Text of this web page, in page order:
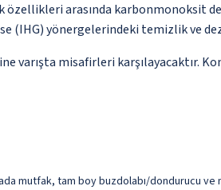
arasında karbonmonoksit
(IHG) yönergelerindeki temizlik ve
varışta misafirleri
mutfak, tam boy buzdolabı/dondurucu